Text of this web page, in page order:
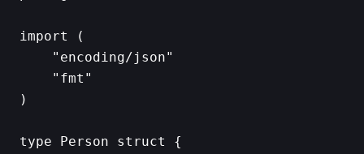
import (
    "encoding/json"
    "fmt"
)
type Person struct {